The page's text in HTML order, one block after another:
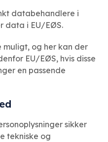
databehandlere i
data i EU/EØS.
og her kan der
EU/EØS, hvis disse
en passende
sikker
tekniske og